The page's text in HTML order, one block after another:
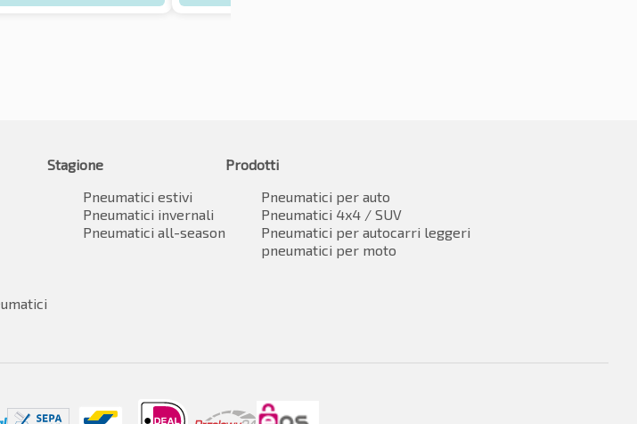
Stagione
Pneumatici estivi
Pneumatici invernali
Pneumatici all-season
Prodotti
Pneumatici per auto
Pneumatici 4x4 / SUV
Pneumatici per autocarri leggeri
pneumatici per moto